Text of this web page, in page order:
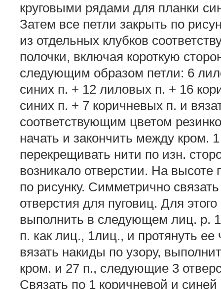
круговыми рядами для планки
Затем все петли закрыть по
из отдельных клубков
полочки, включая короткую
следующим образом петли: 6
синих п. + 12 лиловых п. + 16
синих п. + 7 коричневых п. и
соответствующим цветом
начать и закончить между кром.
перекрещивать нити по изн.
возникало отверстии. На высоте
по рисунку. Симметрично
отверстия для пуговиц. Для
выполнить в следующем лиц. р.
п. как лиц., 1лиц., и протянуть
вязать накиды по узору,
кром. и 27 п., следующие 3
Связать по 1 коричневой и